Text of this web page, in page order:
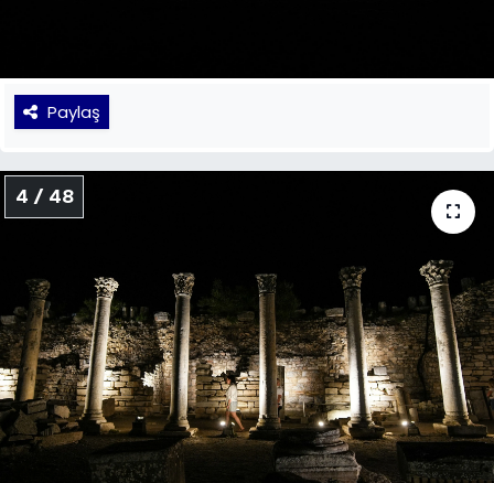
Paylaş
4 / 48